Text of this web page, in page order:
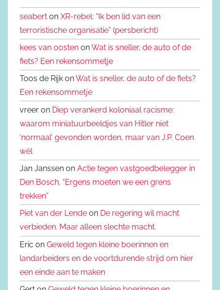
seabert on XR-rebel: “Ik ben lid van een
terroristische organisatie” (persbericht)
kees van oosten onWat is sneller, de auto of de
fiets? Een rekensommetje
Toos de Rijk onWat is sneller, de auto of de fiets?
Een rekensommetje
vreer on Diep verankerd koloniaal racisme:
waarom miniatuurbeeldjes van Hitler niet
‘normaal’ gevonden worden, maar van J.P. Coen
wèl
Jan Janssen on Actie tegen vastgoedbelegger in
Den Bosch. “Ergens moeten we een grens
trekken”
Piet van der Lende on De regering wil macht
verbieden. Maar alleen slechte macht.
Eric on Geweld tegen kleine boerinnen en
landarbeiders en de voortdurende strijd om hier
een einde aan te maken